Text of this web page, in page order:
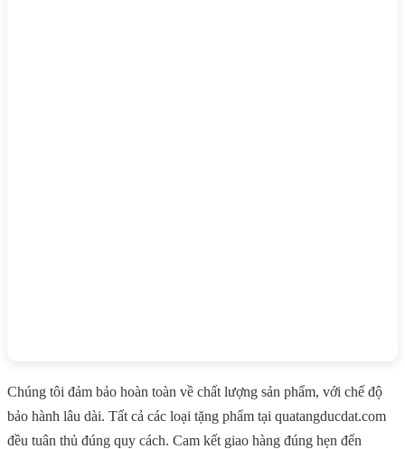
Chúng tôi đảm bảo hoàn toàn về chất lượng sản phẩm, với chế độ
bảo hành lâu dài. Tất cả các loại tặng phẩm tại quatangducdat.com
đều tuân thủ đúng quy cách. Cam kết giao hàng đúng hẹn đến